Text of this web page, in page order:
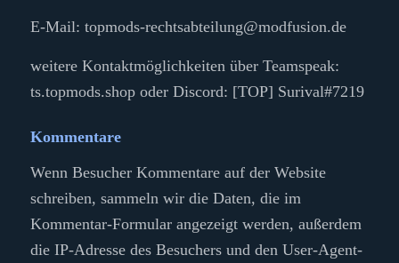
E-Mail: topmods-rechtsabteilung@modfusion.de
weitere Kontaktmöglichkeiten über Teamspeak:
ts.topmods.shop oder Discord: [TOP] Surival#7219
Kommentare
Wenn Besucher Kommentare auf der Website
schreiben, sammeln wir die Daten, die im
Kommentar-Formular angezeigt werden, außerdem
die IP-Adresse des Besuchers und den User-Agent-